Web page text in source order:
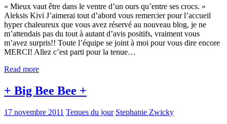
« Mieux vaut être dans le ventre d’un ours qu’entre ses crocs. »
Aleksis Kivi J’aimerai tout d’abord vous remercier pour l’accueil
hyper chaleureux que vous avez réservé au nouveau blog, je ne
m’attendais pas du tout à autant d’avis positifs, vraiment vous
m’avez surpris!! Toute l’équipe se joint à moi pour vous dire encore
MERCI! Allez c’est parti pour la tenue…
Read more
+ Big Bee Bee +
17 novembre 2011 Tenues du jour Stephanie Zwicky